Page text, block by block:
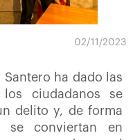
02/11/2023
ha dado las
ciudadanos se
delito y, de forma
se conviertan en